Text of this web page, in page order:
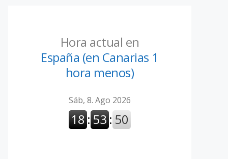
Hora actual en
España (en Canarias 1
hora menos)